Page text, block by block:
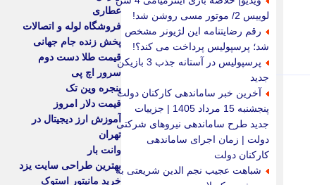
لوییس 2/ موتور مسی روشن شد!
رقم رضایتنامه این لژیونر مشخص
شد؛ پرسپولیس پرداخت می کند؟!
پرسپولیس در آستانه جذب 3 بازیکن
جدید
آخرین خبر ساماندهی کارکنان دولت
پنجشنبه 15 مرداد 1405 | جزییات
جدید طرح ساماندهی نیروهای شرکتی
دولت | زمان اجرای ساماندهی
کارکنان دولت
شباهت عجیب نجم الدین شریعتی به
عطاری
فروشگاه لوله و اتصالات
پخش زنده جام جهانی
قیمت طلا دست دوم
سرور اچ پی
پنجره وین تک
قیمت دلار امروز
آموزش ارز دیجیتال در
تهران
وانت بار
بهترین طراحی سایت یزد
خرید مانیتور استوک